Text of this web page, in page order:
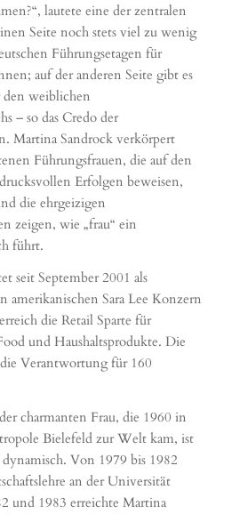
lautete eine der zentralen
Seite noch stets viel zu wenig
Führungsetagen für
auf der anderen Seite gibt es
weiblichen
– so das Credo der
Martina Sandrock verkörpert
Führungsfrauen, die auf den
Erfolgen beweisen,
die ehrgeizigen
zeigen, wie „frau“ ein
führt.
seit September 2001 als
amerikanischen Sara Lee Konzern
die Retail Sparte für
und Haushaltsprodukte. Die
Verantwortung für 160
charmanten Frau, die 1960 in
Bielefeld zur Welt kam, ist
Von 1979 bis 1982
an der Universität
und 1983 erreichte Martina